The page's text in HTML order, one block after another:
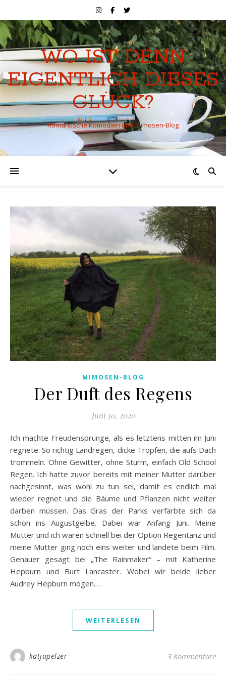
WO IST DENN
EIGENTLICH DIESES
GLÜCK?
Romantische Komödien und Mimosen-Blog
MIMOSEN-BLOG
Der Duft des Regens
Juni 30, 2020
Ich machte Freudensprünge, als es letztens mitten im Juni
regnete. So richtig Landregen, dicke Tropfen, die aufs Dach
trommeln. Ohne Gewitter, ohne Sturm, einfach Old School
Regen. Ich hatte zuvor bereits mit meiner Mutter darüber
nachgesinnt, was wohl zu tun sei, damit es endlich mal
wieder regnet und die Bäume und Pflanzen nicht weiter
darben müssen. Das Gras der Parks verfärbte sich da
schon ins Augustgelbe. Dabei war Anfang Juni. Meine
Mutter und ich waren schnell bei der Option Regentanz und
meine Mutter ging noch eins weiter und landete beim Film.
Genauer gesagt bei „The Rainmaker“ – mit Katherine
Hepburn und Burt Lancaster. Wobei wir beide lieber
Audrey Hepburn mögen.…
WEITERLESEN
katjapelzer 3 Kommentare